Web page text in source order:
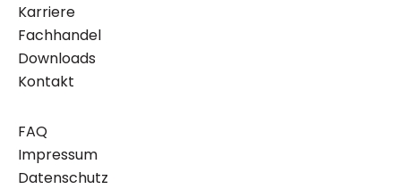
Karriere
Fachhandel
Downloads
Kontakt
FAQ
Impressum
Datenschutz